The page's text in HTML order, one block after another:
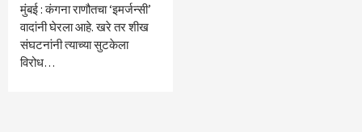
मुंबई : कंगना राणौतचा ‘इमर्जन्सी’
वादांनी घेरला आहे. खरे तर शीख
संघटनांनी त्याच्या सुटकेला
विरोध…